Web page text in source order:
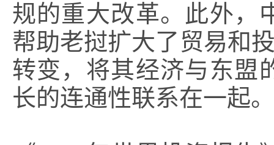
规的重大改革。此外，
帮助老挝扩大了贸易和
转变，将其经济与东盟
长的连通性联系在一起。